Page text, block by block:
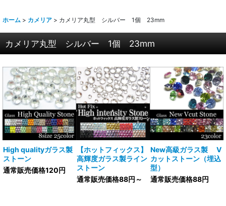
ホーム > カメリア > カメリア丸型 シルバー 1個 23mm
カメリア丸型 シルバー 1個 23mm
High qualityガラス製
ストーン
通常販売価格120円
【ホットフィックス】
高輝度ガラス製ライン
ストーン
通常販売価格88円～
New高級ガラス製 V
カットストーン（埋込
型）
通常販売価格88円